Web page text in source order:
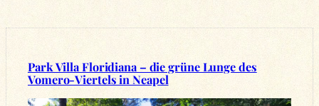
Park Villa Floridiana – die grüne Lunge des
Vomero-Viertels in Neapel